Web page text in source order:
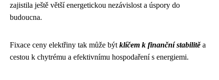
zajistila ještě větší energetickou nezávislost a úspory do
budoucna.
Fixace ceny elektřiny tak může být klíčem k finanční stabilitěa
cestou k chytrému a efektivnímu hospodaření s energiemi.